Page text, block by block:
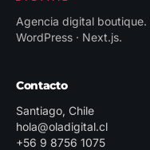
Agencia digital boutique.
WordPress · Next.js.
Contacto
Santiago, Chile
hola@oladigital.cl
+56 9 8756 1075